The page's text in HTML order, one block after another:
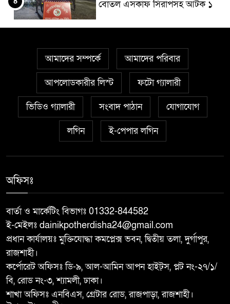
বোতল এসকাফ সিরাপসহ আটক ১
কলেজে পরিচ্ছন্নতা অভিযান
শিবগঞ্জ সীমান্তে ৫৯ বিজিবি’র
অভিযানে মাদকদ্রব্য জব্দ
আত্রাইয়ে সিংসাড়া-ইব্রাহিম নগর
দাড়ির ওপর সরু ব্রিজের স্থলে প্রশস্ত
ব্রিজ নির্মাণের দাবি এলাকাবাসীর
মাদক কারবারি আটক
৮
আত্রাইয়ে ২০ লাখ টাকা মূল্যের ট্রাক্টর
চুরি
৯
বাঘা পৌরসভার উন্নয়নে পাঁচটি
প্রকল্পের উদ্বোধন করলেন সংসদ
সদস্য আবু সাঈদ চাঁদ
১০
আমাদের সম্পর্কে আমাদের পরিবার
আপলোডকারীর লিস্ট ফটো গ্যালারী
ভিডিও গ্যালারী সংবাদ পাঠান যোগাযোগ
লগিন ই-পেপার লগিন
অফিসঃ
বার্তা ও মার্কেটিং বিভাগঃ 01332-844582
ই-মেইলঃ dainikpotherdisha24@gmail.com
প্রধান কার্যালয়ঃ মুক্তিযোদ্ধা কমপ্লেক্স ভবন, দ্বিতীয় তলা, দুর্গাপুর,
রাজশাহী।
কর্পোরেট অফিসঃ ডি-৯, আল-আমিন আপন হাইট্স, প্লট নং-২৭/১/
বি, রোড নং-৩, শ্যামলী, ঢাকা।
শাখা অফিসঃ এনবিএস, গ্রেটার রোড, রাজপাড়া, রাজশাহী।